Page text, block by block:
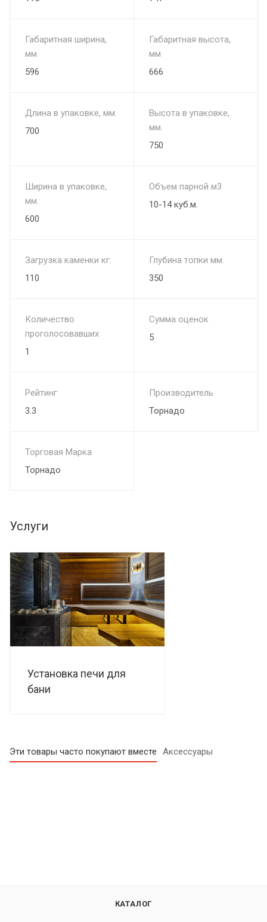
Габаритная ширина,
мм
596
Габаритная высота,
мм
666
Длина в упаковке, мм.
700
Высота в упаковке,
мм.
750
Ширина в упаковке,
мм.
600
Объем парной м3
10-14 куб.м.
Загрузка каменки кг.
110
Глубина топки мм.
350
Количество
проголосовавших
1
Сумма оценок
5
Рейтинг
3.3
Производитель
Торнадо
Торговая Марка
Торнадо
Услуги
Установка печи для
бани
Эти товары часто покупают вместе Аксессуары
КАТАЛОГ